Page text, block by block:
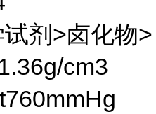
剂>卤化物>
cm3